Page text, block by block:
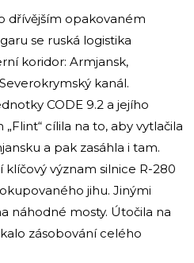
dřívějším opakovaném
se ruská logistika
koridor: Armjansk,
kanál.
CODE 9.2 a jejího
cílila na to, aby vytlačila
a pak zasáhla i tam.
význam silnice R-280
jihu. Jinými
náhodné mosty. Útočila na
zásobování celého